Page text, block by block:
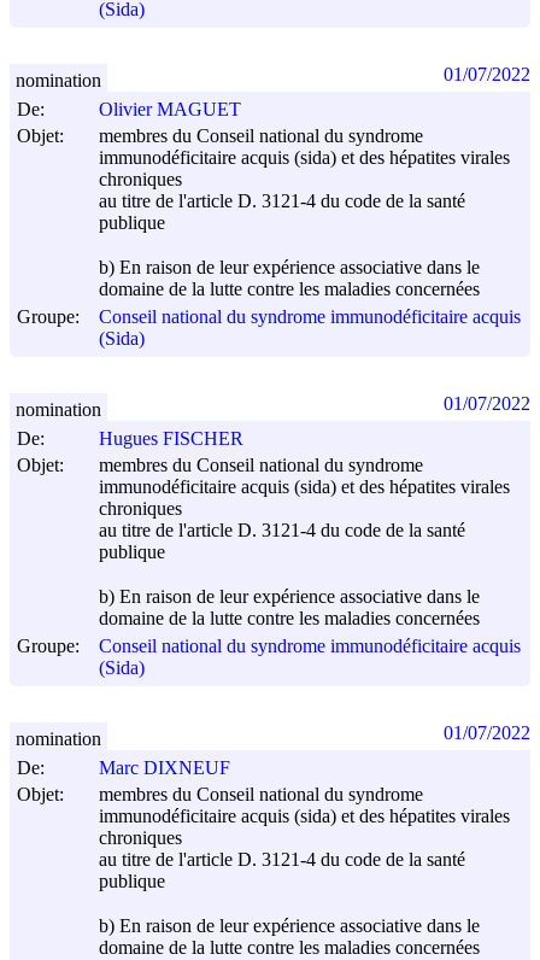
(Sida)
De:
Olivier MAGUET
Objet:
membres du Conseil national du syndrome
immunodéficitaire acquis (sida) et des hépatites virales
chroniques
au titre de l'article D. 3121-4 du code de la santé
publique
b) En raison de leur expérience associative dans le
domaine de la lutte contre les maladies concernées
Groupe:
Conseil national du syndrome immunodéficitaire acquis
(Sida)
nomination 01/07/2022
De:
Hugues FISCHER
Objet:
membres du Conseil national du syndrome
immunodéficitaire acquis (sida) et des hépatites virales
chroniques
au titre de l'article D. 3121-4 du code de la santé
publique
b) En raison de leur expérience associative dans le
domaine de la lutte contre les maladies concernées
Groupe:
Conseil national du syndrome immunodéficitaire acquis
(Sida)
nomination 01/07/2022
De:
Marc DIXNEUF
Objet:
membres du Conseil national du syndrome
immunodéficitaire acquis (sida) et des hépatites virales
chroniques
au titre de l'article D. 3121-4 du code de la santé
publique
b) En raison de leur expérience associative dans le
domaine de la lutte contre les maladies concernées
nomination 01/07/2022